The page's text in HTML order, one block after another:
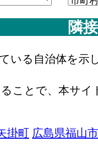
3,408[
1,739[
1,805[
：石油製品・石炭
](2016)：石油製
及び派遣受入者
使用等額[百万円
も含む年間原材
造品出荷額
隣
いる自治体を
ことで、本サ
掛町 広島県福山市